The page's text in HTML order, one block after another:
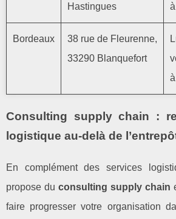
Hastingues
Bordeaux
38 rue de Fleurenne,
33290 Blanquefort
Consulting supply chain :
logistique au‑delà de
En complément des services
propose duconsulting supply chain
faire progresser votre organisation